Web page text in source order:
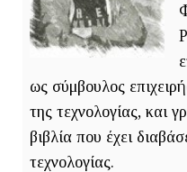
ως σύμβουλος
της τεχνολογίας, και
βιβλία που έχει
τεχνολογίας.